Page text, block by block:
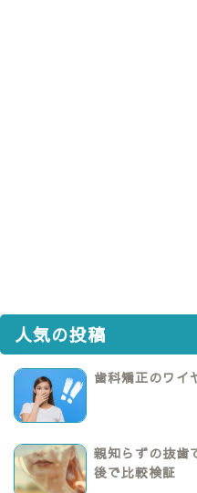
人気の投稿
歯科矯正のワイ
親知らずの抜歯
後で比較検証